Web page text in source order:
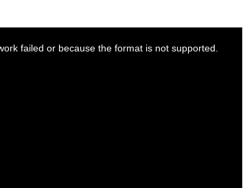
failed or because the format is not supported.